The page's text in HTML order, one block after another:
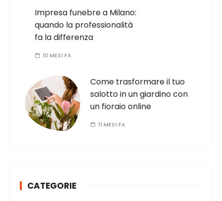
Impresa funebre a Milano:
quando la professionalità
fa la differenza
10 MESI FA
Come trasformare il tuo
salotto in un giardino con
un fioraio online
11 MESI FA
CATEGORIE